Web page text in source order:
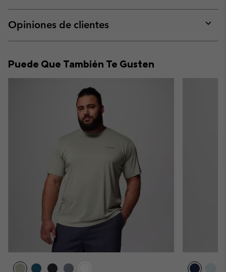
or
Opiniones de clientes
or
Puede Que También Te Gusten